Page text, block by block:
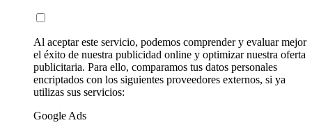
Al aceptar este servicio, podemos comprender y evaluar mejor
el éxito de nuestra publicidad online y optimizar nuestra oferta
publicitaria. Para ello, comparamos tus datos personales
encriptados con los siguientes proveedores externos, si ya
utilizas sus servicios:
Google Ads